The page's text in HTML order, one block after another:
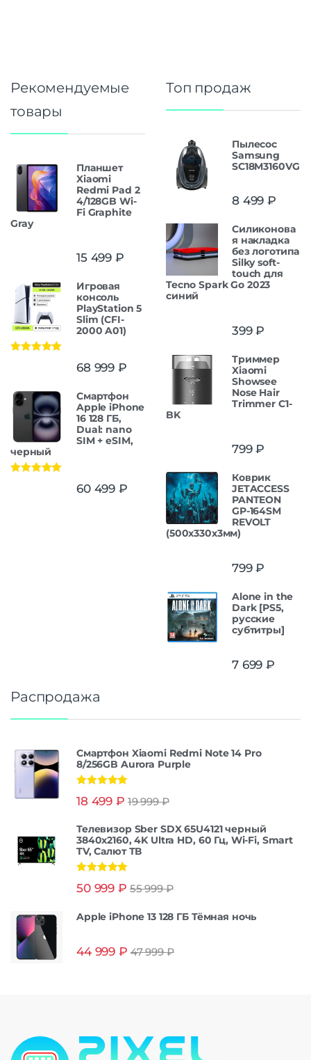
Рекомендуемые
товары
Планшет
Xiaomi
Redmi Pad 2
4/128GB Wi-
Fi Graphite
Gray
15 499 ₽
Игровая
консоль
PlayStation 5
Slim (CFI-
2000 A01)
68 999 ₽
Смартфон
Apple iPhone
16 128 ГБ,
Dual: nano
SIM + eSIM,
черный
60 499 ₽
Топ продаж
Пылесос
Samsung
SC18M3160VG
8 499 ₽
Силиконова
я накладка
без логотипа
Silky soft-
touch для
Tecno Spark Go 2023
синий
399₽
Триммер
Xiaomi
Showsee
Nose Hair
Trimmer C1-
BK
799₽
Коврик
JETACCESS
PANTEON
GP-164SM
REVOLT
(500x330x3мм)
799₽
Alone in the
Dark [PS5,
русские
субтитры]
7 699 ₽
Распродажа
Смартфон Xiaomi Redmi Note 14 Pro
8/256GB Aurora Purple
из 5
18 499 ₽ 19 999₽
Телевизор Sber SDX 65U4121 черный
3840x2160, 4K Ultra HD, 60 Гц, Wi-Fi, Smart
TV, Салют ТВ
из 5
50 999 ₽ 55 999₽
Apple iPhone 13 128 ГБ Тёмная ночь
44 999 ₽ 47 999₽